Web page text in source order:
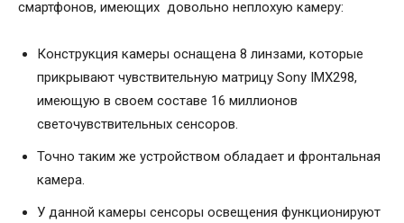
смартфонов, имеющих довольно неплохую камеру:
Конструкция камеры оснащена 8 линзами, которые
прикрывают чувствительную матрицу Sony IMX298,
имеющую в своем составе 16 миллионов
светочувствительных сенсоров.
Точно таким же устройством обладает и фронтальная
камера.
У данной камеры сенсоры освещения функционируют